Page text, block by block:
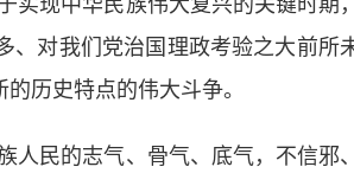
实现中华民族伟大复兴的关键时期，
、对我们党治国理政考验之大前所
历史特点的伟大斗争。
民的志气、骨气、底气，不信邪、